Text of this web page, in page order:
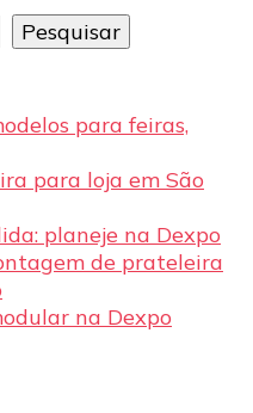
Pesquisar
para feiras,
para loja em São
planeje na Dexpo
de prateleira
na Dexpo